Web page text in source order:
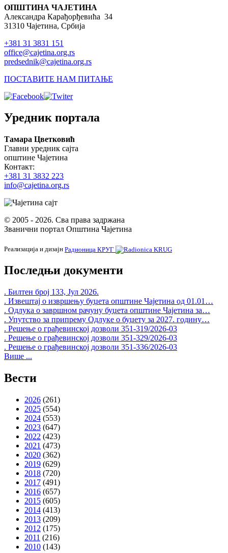
ОПШТИНА ЧАЈЕТИНА
Александра Карађорђевића 34
31310 Чајетина, Србија
+381 31 3831 151
office@cajetina.org.rs
predsednik@cajetina.org.rs
ПОСТАВИТЕ НАМ ПИТАЊЕ
Уредник портала
Тамара Цветковић
Главни уредник сајта
општине Чајетина
Контакт:
+381 31 3832 223
info@cajetina.org.rs
© 2005 - 2026. Сва права задржана
Званични портал Општина Чајетина
Реализација и дизајн Радионица КРУГ
Последњи документи
. Билтен број 133, Јул 2026.
. Извештај о извршењу буџета општине Чајетина од 01.01…
. Одлука о завршном рачуну буџета општине Чајетина за…
. Упутство за припрему Одлуке о буџету за 2027. годину…
. Решење о грађевинској дозволи 351-319/2026-03
. Решење о грађевинској дозволи 351-329/2026-03
. Решење о грађевинској дозволи 351-336/2026-03
Више ...
Вести
2026 (261)
2025 (554)
2024 (553)
2023 (647)
2022 (423)
2021 (473)
2020 (362)
2019 (629)
2018 (720)
2017 (491)
2016 (657)
2015 (605)
2014 (413)
2013 (209)
2012 (175)
2011 (216)
2010 (143)